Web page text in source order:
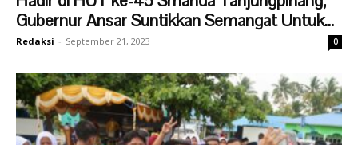
Gubernur Ansar Suntikkan Semangat Untuk...
Redaksi - September 21, 2023 0